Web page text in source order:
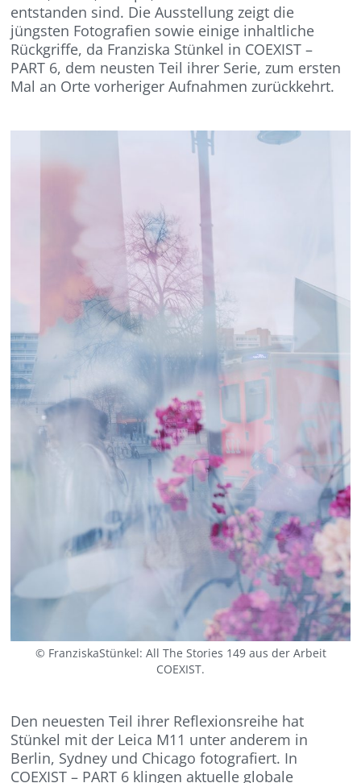
entstanden sind. Die Ausstellung zeigt die
jüngsten Fotografien sowie einige inhaltliche
Rückgriffe, da Franziska Stünkel in COEXIST –
PART 6, dem neusten Teil ihrer Serie, zum ersten
Mal an Orte vorheriger Aufnahmen zurückkehrt.
© FranziskaStünkel: All The Stories 149 aus der Arbeit
COEXIST.
Den neuesten Teil ihrer Reflexionsreihe hat
Stünkel mit der Leica M11 unter anderem in
Berlin, Sydney und Chicago fotografiert. In
COEXIST – PART 6 klingen aktuelle globale